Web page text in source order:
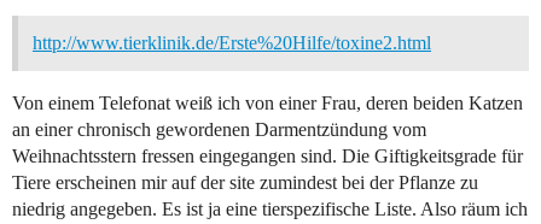
http://www.tierklinik.de/Erste%20Hilfe/toxine2.html
Von einem Telefonat weiß ich von einer Frau, deren beiden Katzen
an einer chronisch gewordenen Darmentzündung vom
Weihnachtsstern fressen eingegangen sind. Die Giftigkeitsgrade für
Tiere erscheinen mir auf der site zumindest bei der Pflanze zu
niedrig angegeben. Es ist ja eine tierspezifische Liste. Also räum ich